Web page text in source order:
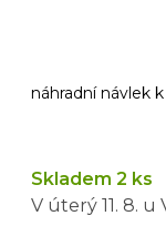
náhradní návlek
Skladem 2 ks
V úterý 11. 8. u